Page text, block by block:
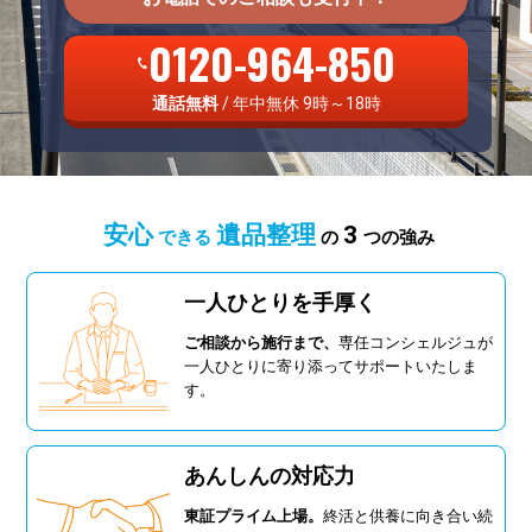
0120-964-850
通話無料/ 年中無休 9時～18時
安心 できる 遺品整理 の 3 つの強み
一人ひとりを手厚く
ご相談から施行まで、専任コンシェルジュが
一人ひとりに寄り添ってサポートいたしま
す。
あんしんの対応力
東証プライム上場。終活と供養に向き合い続